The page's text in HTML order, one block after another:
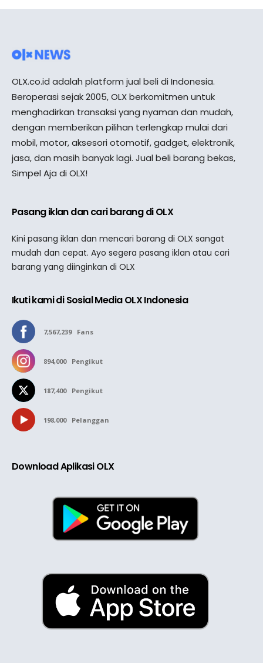
OLX.co.id adalah platform jual beli di Indonesia.
Beroperasi sejak 2005, OLX berkomitmen untuk
menghadirkan transaksi yang nyaman dan mudah,
dengan memberikan pilihan terlengkap mulai dari
mobil, motor, aksesori otomotif, gadget, elektronik,
jasa, dan masih banyak lagi. Jual beli barang bekas,
Simpel Aja di OLX!
Pasang iklan dan cari barang di OLX
Kini pasang iklan dan mencari barang di OLX sangat
mudah dan cepat. Ayo segera pasang iklan atau cari
barang yang diinginkan di OLX
Ikuti kami di Sosial Media OLX Indonesia
7,567,239 Fans
894,000 Pengikut
187,400 Pengikut
198,000 Pelanggan
Download Aplikasi OLX